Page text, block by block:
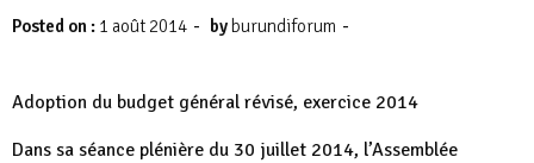
Posted on : 1 août 2014 - by burundiforum -
Adoption du budget général révisé, exercice 2014
Dans sa séance plénière du 30 juillet 2014, l’Assemblée